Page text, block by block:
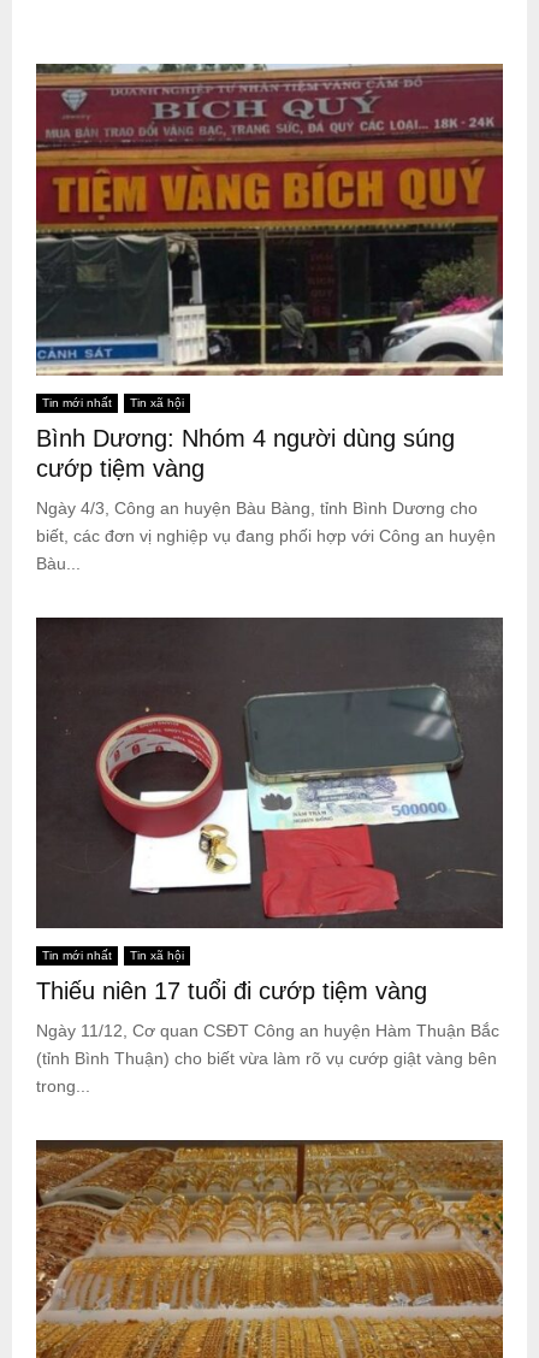
Tin mới nhất Tin xã hội
Bình Dương: Nhóm 4 người dùng súng
cướp tiệm vàng
Ngày 4/3, Công an huyện Bàu Bàng, tỉnh Bình Dương cho
biết, các đơn vị nghiệp vụ đang phối hợp với Công an huyện
Bàu...
Tin mới nhất Tin xã hội
Thiếu niên 17 tuổi đi cướp tiệm vàng
Ngày 11/12, Cơ quan CSĐT Công an huyện Hàm Thuận Bắc
(tỉnh Bình Thuận) cho biết vừa làm rõ vụ cướp giật vàng bên
trong...